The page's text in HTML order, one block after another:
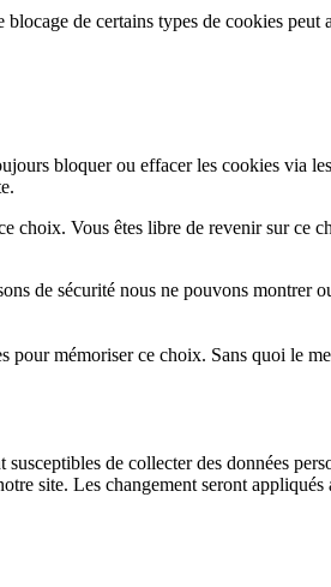
de certains types de cookies peut
bloquer ou effacer les cookies via
choix. Vous êtes libre de revenir sur ce
de sécurité nous ne pouvons montrer
pour mémoriser ce choix. Sans quoi le
de collecter des données
site. Les changement seront appliqués